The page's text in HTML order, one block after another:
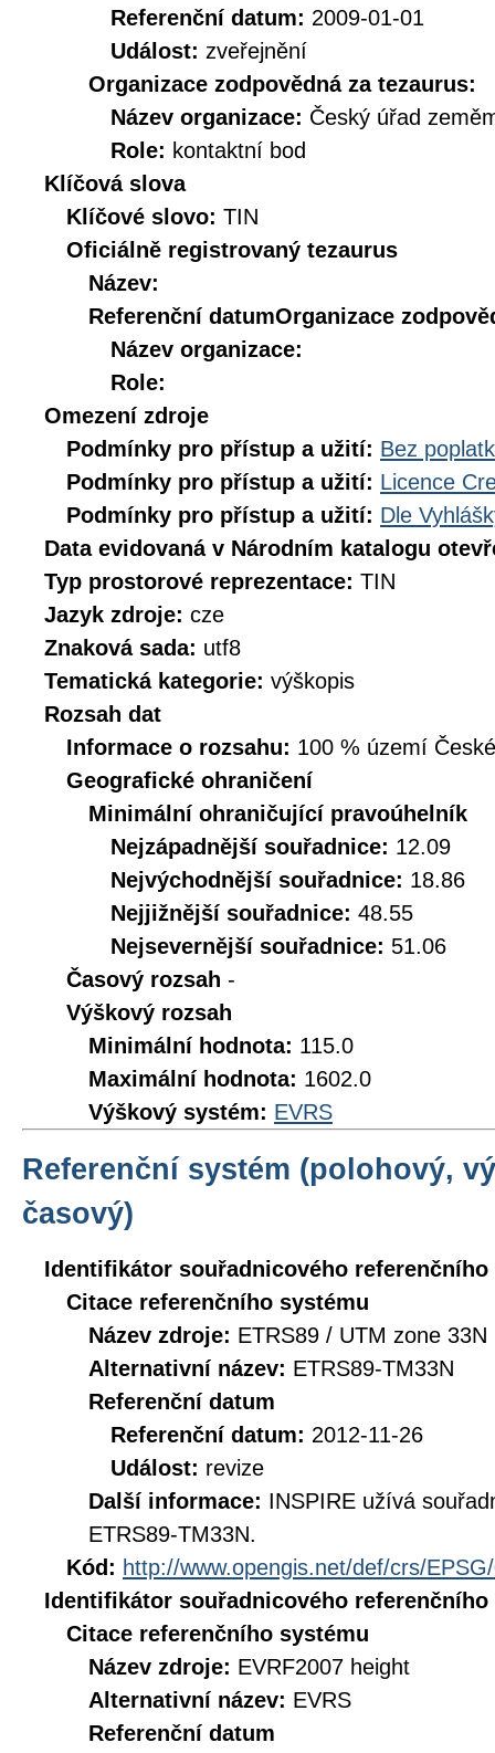
Referenční datum: 2009-01-01
Událost: zveřejnění
Organizace zodpovědná za tezaurus:
Název organizace: Český úřad
Role: kontaktní bod
Klíčová slova
Klíčové slovo: TIN
Oficiálně registrovaný tezaurus
Název:
Referenční datumOrganizace
Název organizace:
Role:
Omezení zdroje
Podmínky pro přístup a užití: Bez
Podmínky pro přístup a užití: Licence
Podmínky pro přístup a užití: Dle
Data evidovaná v Národním katalogu
Typ prostorové reprezentace: TIN
Jazyk zdroje: cze
Znaková sada: utf8
Tematická kategorie: výškopis
Rozsah dat
Informace o rozsahu: 100 % území
Geografické ohraničení
Minimální ohraničující pravoúhelník
Nejzápadnější souřadnice: 12.09
Nejvýchodnější souřadnice: 18.86
Nejjižnější souřadnice: 48.55
Nejsevernější souřadnice: 51.06
Časový rozsah -
Výškový rozsah
Minimální hodnota: 115.0
Maximální hodnota: 1602.0
Výškový systém: EVRS
Referenční systém (polohový,
časový)
Identifikátor souřadnicového referenčního
Citace referenčního systému
Název zdroje: ETRS89 / UTM zone 33N
Alternativní název: ETRS89-TM33N
Referenční datum
Referenční datum: 2012-11-26
Událost: revize
Další informace: INSPIRE užívá
ETRS89-TM33N.
Kód: http://www.opengis.net/def/crs/
Identifikátor souřadnicového referenčního
Citace referenčního systému
Název zdroje: EVRF2007 height
Alternativní název: EVRS
Referenční datum